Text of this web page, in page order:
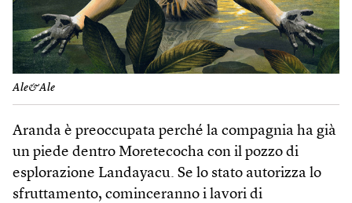
Ale&Ale
Aranda è preoccupata perché la compagnia ha già
un piede dentro Moretecocha con il pozzo di
esplorazione Landayacu. Se lo stato autorizza lo
sfruttamento, cominceranno i lavori di